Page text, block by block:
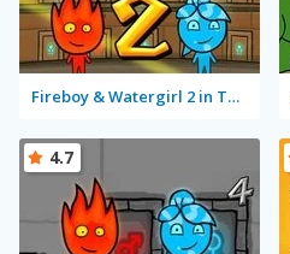
Fireboy & Watergirl 2 in The Light Temple
4.7